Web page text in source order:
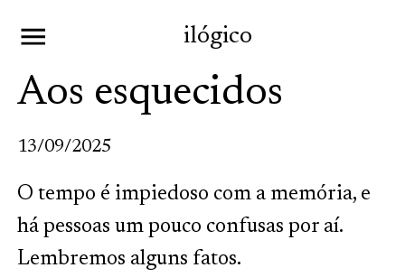
ilógico
Aos esquecidos
13/09/2025
O tempo é impiedoso com a memória, e
há pessoas um pouco confusas por aí.
Lembremos alguns fatos.